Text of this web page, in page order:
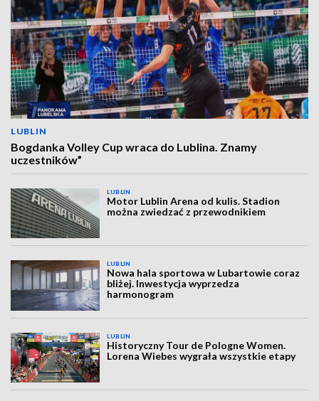
LUBLIN
Bogdanka Volley Cup wraca do Lublina. Znamy
uczestników”
LUBLIN
Motor Lublin Arena od kulis. Stadion
można zwiedzać z przewodnikiem
LUBLIN
Nowa hala sportowa w Lubartowie coraz
bliżej. Inwestycja wyprzedza
harmonogram
LUBLIN
Historyczny Tour de Pologne Women.
Lorena Wiebes wygrała wszystkie etapy